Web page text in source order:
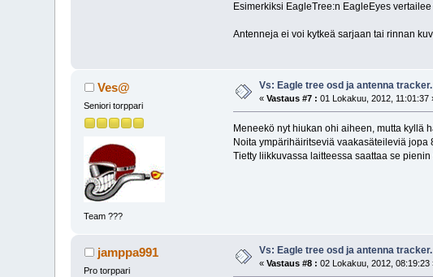
Esimerkiksi EagleTree:n EagleEyes
Antenneja ei voi kytkeä sarjaan tai rinnan
Ves@
Seniori torppari
Team ???
Vs: Eagle tree osd ja antenna
«Vastaus #7 : 01 Lokakuu, 2012, 11:01:37
Meneekö nyt hiukan ohi aiheen, mutta kyllä
Noita ympärihäiritseviä vaakasäteileviä
Tietty liikkuvassa laitteessa saattaa se
jamppa991
Pro torppari
Vs: Eagle tree osd ja antenna
«Vastaus #8 : 02 Lokakuu, 2012, 08:19:23